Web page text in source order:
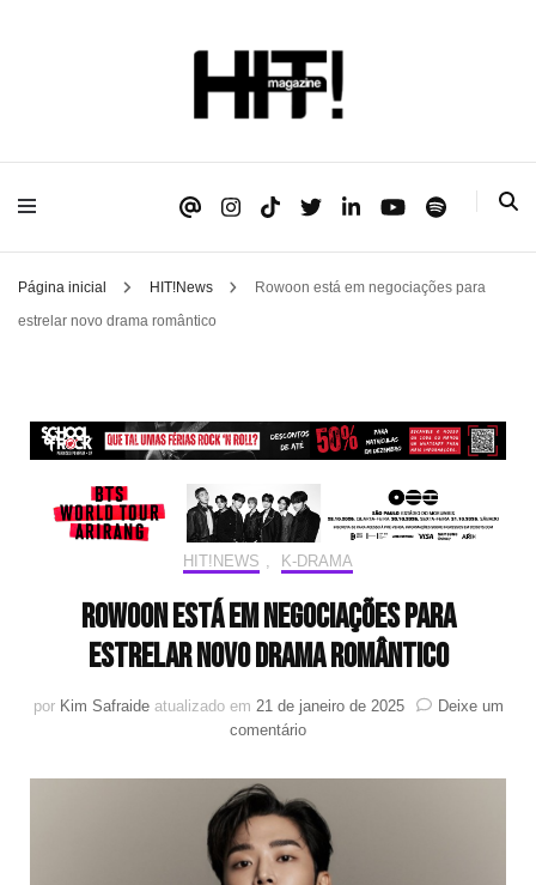
HIT!Magazine
Página inicial HIT!News
Rowoon está em negociações para
estrelar novo drama romântico
HIT!NEWS K-DRAMA
Rowoon está em negociações para
estrelar novo drama romântico
por Kim Safraide atualizado em 21 de janeiro de 2025
Deixe um
comentárioem
está
em
negociações
para
estrelar